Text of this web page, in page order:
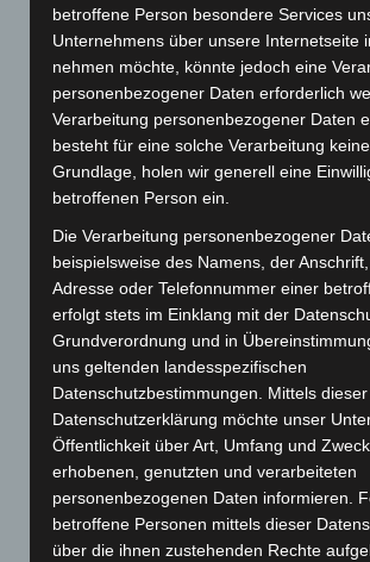
Webseite
Cashback-Aktion
Home
Gemeinsam spenden
Jobs
Kontakt
Reklamation einreichen
Über uns
Produktpalette
Elektro-Chopper
Elektro-Fahrräder
betroffene Person besondere Services
Unternehmens über unsere Internetseite
nehmen möchte, könnte jedoch eine
personenbezogener Daten erforderlich
Verarbeitung personenbezogener Daten
besteht für eine solche Verarbeitung
Grundlage, holen wir generell eine
betroffenen Person ein.
Die Verarbeitung personenbezogener
beispielsweise des Namens, der
Adresse oder Telefonnummer einer
erfolgt stets im Einklang mit der
Grundverordnung und in
uns geltenden landesspezifischen
Datenschutzbestimmungen. Mittels dieser
Datenschutzerklärung möchte unser
Öffentlichkeit über Art, Umfang und
erhobenen, genutzten und verarbeiteten
personenbezogenen Daten informieren.
betroffene Personen mittels dieser
über die ihnen zustehenden Rechte